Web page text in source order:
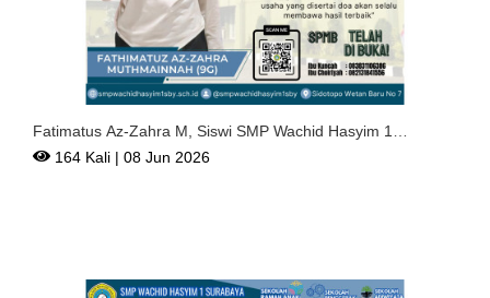
Fatimatus Az-Zahra M, Siswi SMP Wachid Hasyim 1
Surabaya Rai
164 Kali | 08 Jun 2026